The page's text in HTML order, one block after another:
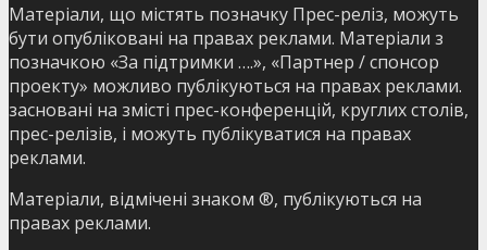
Матеріали, що містять позначку Прес-реліз, можуть
бути опубліковані на правах реклами. Матеріали з
позначкою «За підтримки ….», «Партнер / спонсор
проекту» можливо публікуються на правах реклами.
засновані на змісті прес-конференцій, круглих столів,
прес-релізів, і можуть публікуватися на правах
реклами.
Матеріали, відмічені знаком ®, публікуються на
правах реклами.